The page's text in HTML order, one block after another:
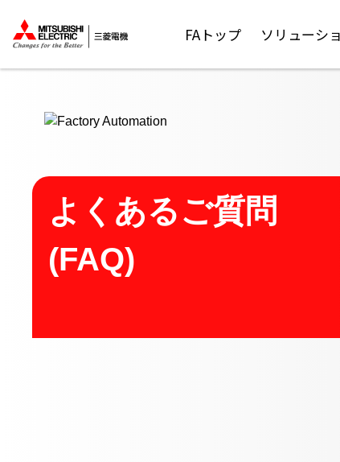
FAトップ ソリューシ
よくあるご質問
(FAQ)